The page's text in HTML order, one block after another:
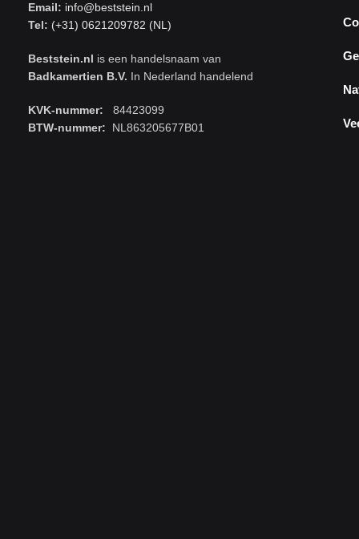
Email: info@beststein.nl
Tel: (+31) 0621209782 (NL)
Beststein.nl is een handelsnaam van
Badkamertien B.V. In Nederland handelend
KVK-nummer: 84423099
BTW-nummer: NL863205677B01